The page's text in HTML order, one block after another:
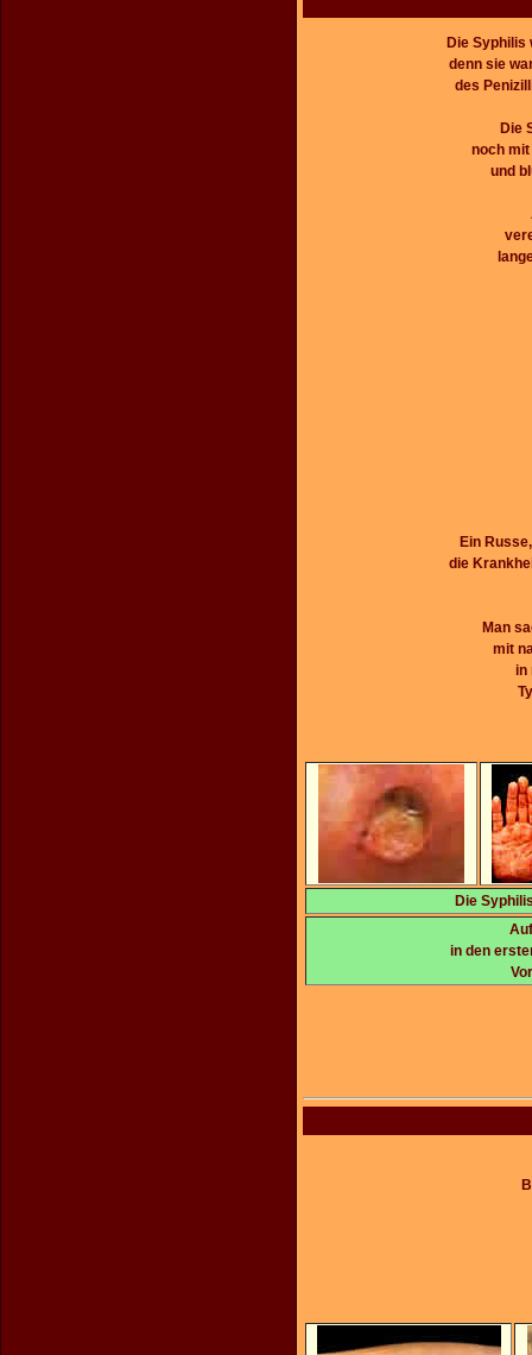
Die
denn sie
des
Die
noch
und
Ein
die
Man
mit
in
Die
in den